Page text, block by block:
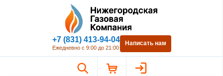
Нижегородская Газовая
+7 (831) 413-94-04
Ежедневно с 9:00 до 21:00
Написать нам